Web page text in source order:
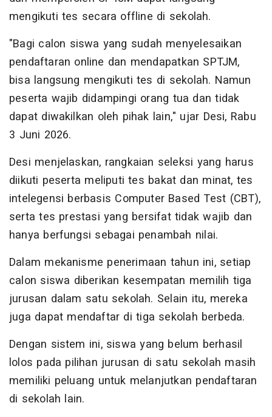
mengikuti tes secara offline di sekolah.
"Bagi calon siswa yang sudah menyelesaikan
pendaftaran online dan mendapatkan SPTJM,
bisa langsung mengikuti tes di sekolah. Namun
peserta wajib didampingi orang tua dan tidak
dapat diwakilkan oleh pihak lain," ujar Desi, Rabu
3 Juni 2026.
Desi menjelaskan, rangkaian seleksi yang harus
diikuti peserta meliputi tes bakat dan minat, tes
intelegensi berbasis Computer Based Test (CBT),
serta tes prestasi yang bersifat tidak wajib dan
hanya berfungsi sebagai penambah nilai.
Dalam mekanisme penerimaan tahun ini, setiap
calon siswa diberikan kesempatan memilih tiga
jurusan dalam satu sekolah. Selain itu, mereka
juga dapat mendaftar di tiga sekolah berbeda.
Dengan sistem ini, siswa yang belum berhasil
lolos pada pilihan jurusan di satu sekolah masih
memiliki peluang untuk melanjutkan pendaftaran
di sekolah lain.